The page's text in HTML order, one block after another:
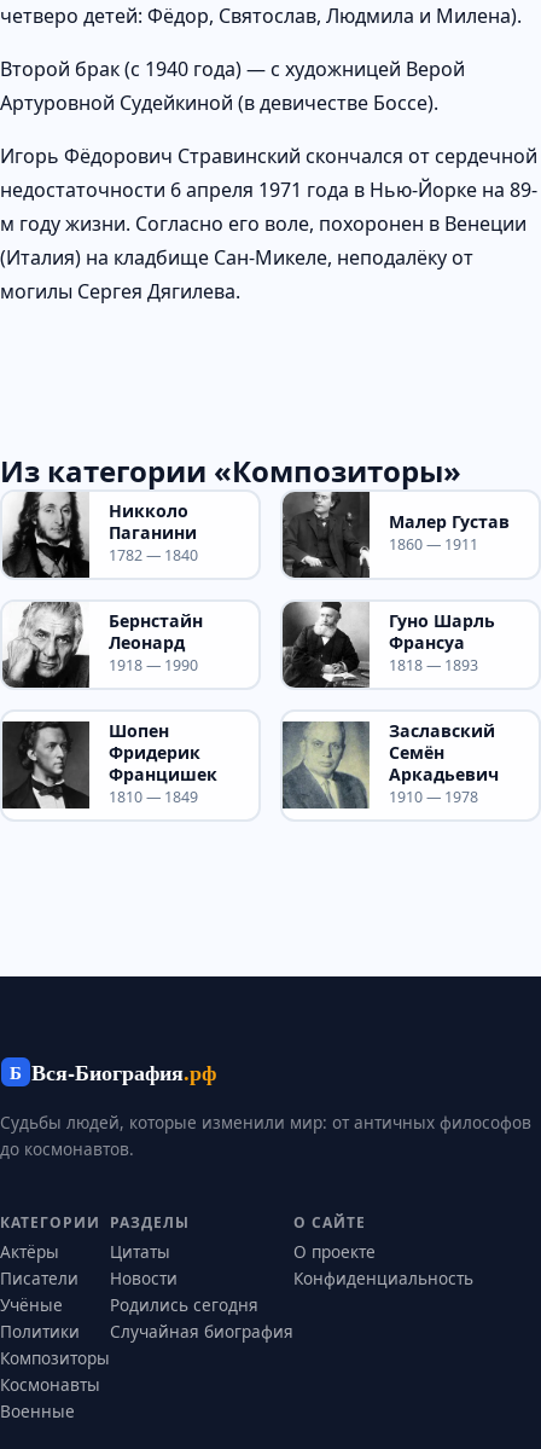
четверо детей: Фёдор, Святослав, Людмила и Милена).
Второй брак (с 1940 года) — с художницей Верой
Артуровной Судейкиной (в девичестве Боссе).
Игорь Фёдорович Стравинский скончался от сердечной
недостаточности 6 апреля 1971 года в Нью-Йорке на 89-
м году жизни. Согласно его воле, похоронен в Венеции
(Италия) на кладбище Сан-Микеле, неподалёку от
могилы Сергея Дягилева.
Из категории «Композиторы»
Никколо
Паганини
1782 — 1840
Малер Густав
1860 — 1911
Бернстайн
Леонард
1918 — 1990
Гуно Шарль
Франсуа
1818 — 1893
Шопен
Фридерик
Францишек
1810 — 1849
Заславский
Семён
Аркадьевич
1910 — 1978
Б Вся-Биография.рф
Судьбы людей, которые изменили мир: от античных философов
до космонавтов.
КАТЕГОРИИ
Актёры
Писатели
Учёные
Политики
Композиторы
Космонавты
Военные
РАЗДЕЛЫ
Цитаты
Новости
Родились сегодня
Случайная биография
О САЙТЕ
О проекте
Конфиденциальность